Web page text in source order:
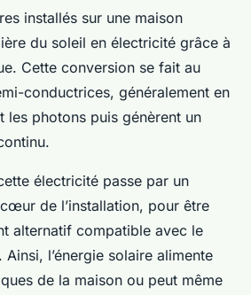
installés sur une maison
du soleil en électricité grâce à
Cette conversion se fait au
conductrices, généralement en
les photons puis génèrent un
électricité passe par un
de l’installation, pour être
alternatif compatible avec le
l’énergie solaire alimente
de la maison ou peut même